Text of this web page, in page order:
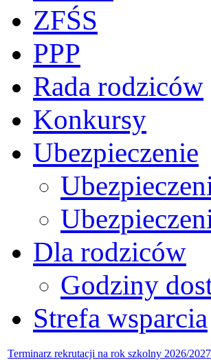
ZFŚS
PPP
Rada rodziców
Konkursy
Ubezpieczenie
Dla rodziców
Godziny
Strefa wsparcia
Terminarz rekrutacji na rok szkolny 2026/2027